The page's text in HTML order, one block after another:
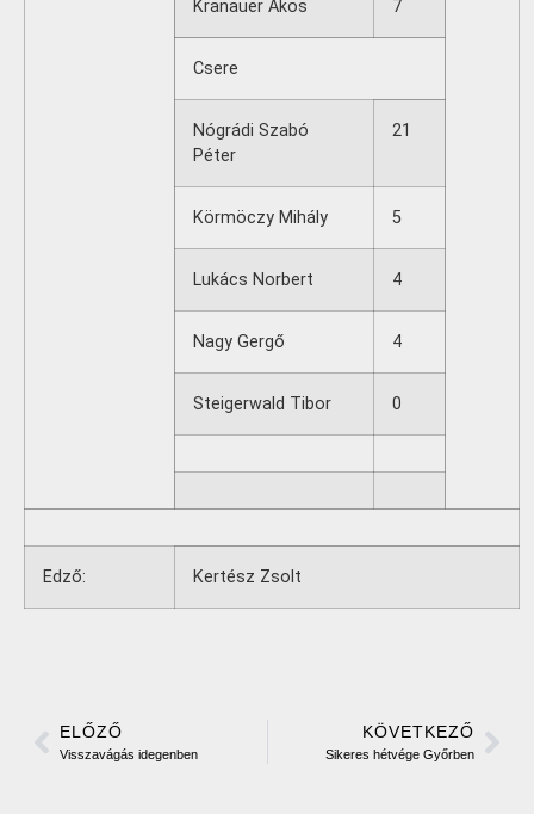
Kranauer Ákos 7
Csere
Nógrádi Szabó
Péter
21
Körmöczy Mihály 5
Lukács Norbert 4
Nagy Gergő 4
Steigerwald Tibor 0
Edző: Kertész Zsolt
ELŐZŐ
Visszavágás idegenben
KÖVETKEZŐ
Sikeres hétvége Győrben